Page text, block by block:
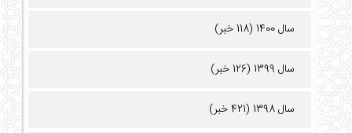
سال 1400 (118 خبر)
سال 1399 (126 خبر)
سال 1398 (421 خبر)